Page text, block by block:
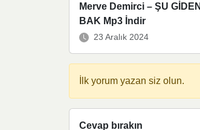
Merve Demirci – ŞU
BAK Mp3 İndir
23 Aralık 2024
İlk yorum yazan siz olun.
Cevap bırakın